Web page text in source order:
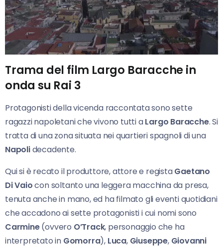
Trama del film Largo Baracche in
onda su Rai 3
Protagonisti della vicenda raccontata sono sette
ragazzi napoletani che vivono tutti aLargo Baracche. Si
tratta di una zona situata nei quartieri spagnoli di una
Napolidecadente.
Qui si è recato il produttore, attore e registaGaetano
Di Vaiocon soltanto una leggera macchina da presa,
tenuta anche in mano, ed ha filmato gli eventi quotidiani
che accadono ai sette protagonisti i cui nomi sono
Carmine(ovvero O’Track, personaggio che ha
interpretato in Gomorra), Luca, Giuseppe, Giovanni